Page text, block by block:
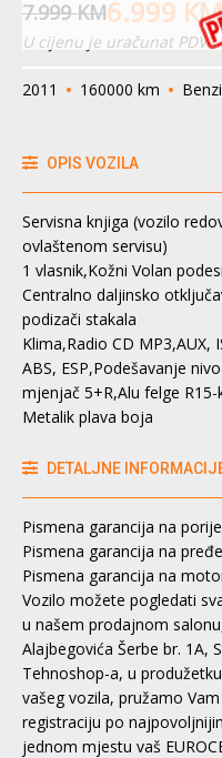
7.999KM6.999 KM
U cijenu je uračunat PDV
2011 160000 km
OPIS VOZILA
Servisna knjiga (vozilo
ovlaštenom servisu)
1 vlasnik,Kožni Volan
Centralno daljinsko
podizači stakala
Klima,Radio CD MP3,AUX,
ABS, ESP,Podešavanje
mjenjač 5+R,Alu felge R15-
Metalik plava boja
DETALJNE
Pismena garancija na
Pismena garancija na
Pismena garancija na
Vozilo možete pogledati
u našem prodajnom
Alajbegovića Šerbe br. 1A,
Tehnoshop-a, u
vašeg vozila, pružamo
registraciju po
jednom mjestu vaš